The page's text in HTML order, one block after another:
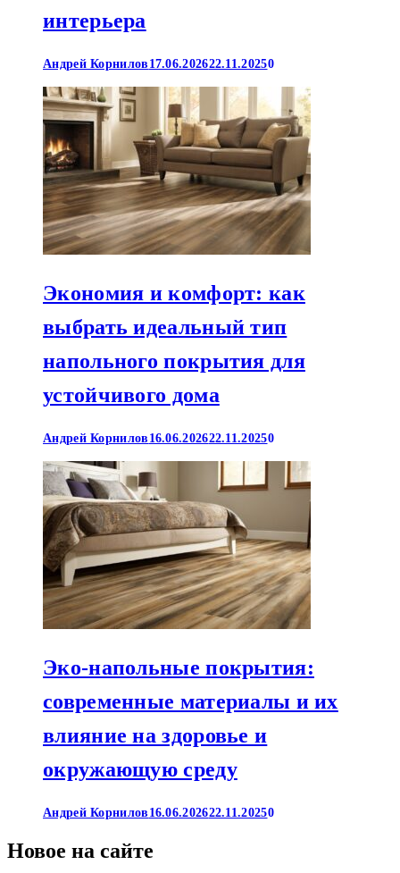
интерьера
Андрей Корнилов 17.06.202622.11.20250
Экономия и комфорт: как
выбрать идеальный тип
напольного покрытия для
устойчивого дома
Андрей Корнилов 16.06.202622.11.20250
Эко-напольные покрытия:
современные материалы и их
влияние на здоровье и
окружающую среду
Андрей Корнилов 16.06.202622.11.20250
Новое на сайте